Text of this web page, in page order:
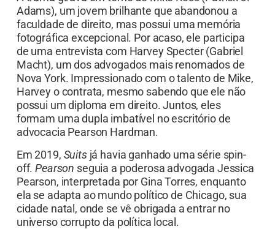
Adams), um jovem brilhante que abandonou a
faculdade de direito, mas possui uma memória
fotográfica excepcional. Por acaso, ele participa
de uma entrevista com Harvey Specter (Gabriel
Macht), um dos advogados mais renomados de
Nova York. Impressionado com o talento de Mike,
Harvey o contrata, mesmo sabendo que ele não
possui um diploma em direito. Juntos, eles
formam uma dupla imbatível no escritório de
advocacia Pearson Hardman.
Em 2019, Suitsjá havia ganhado uma série spin-
off.Pearson seguia a poderosa advogada Jessica
Pearson, interpretada por Gina Torres, enquanto
ela se adapta ao mundo político de Chicago, sua
cidade natal, onde se vê obrigada a entrar no
universo corrupto da política local.